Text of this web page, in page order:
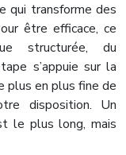
qui transforme des
être efficace, ce
structurée, du
s’appuie sur la
plus en plus fine de
disposition. Un
le plus long, mais